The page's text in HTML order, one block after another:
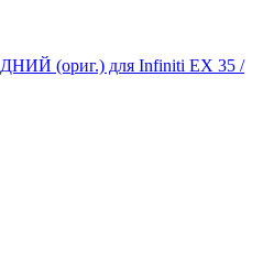
(ориг.) для Infiniti EX 35 /